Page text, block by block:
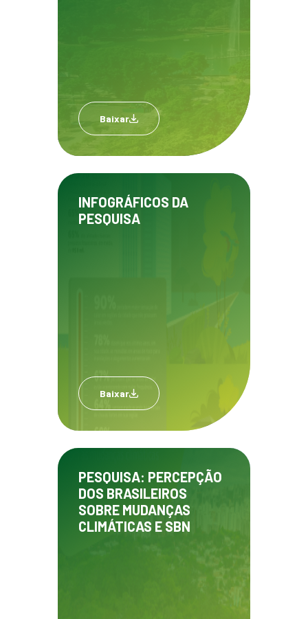
Baixar
INFOGRÁFICOS DA
PESQUISA
Baixar
PESQUISA: PERCEPÇÃO
DOS BRASILEIROS
SOBRE MUDANÇAS
CLIMÁTICAS E SBN